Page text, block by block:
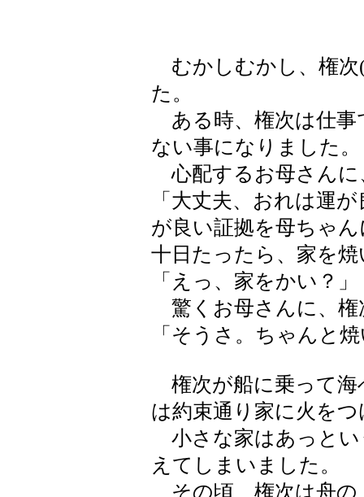
むかしむかし、権次
た。
ある時、権次は仕事
ない事になりました。
心配するお母さんに
「大丈夫、おれは運
が良い証拠を母ちゃ
十日たったら、家を
「えっ、家をかい？」
驚くお母さんに、権
「そうさ。ちゃんと
権次が船に乗って海
は約束通り家に火を
小さな家はあっとい
えてしまいました。
その頃、権次は舟の